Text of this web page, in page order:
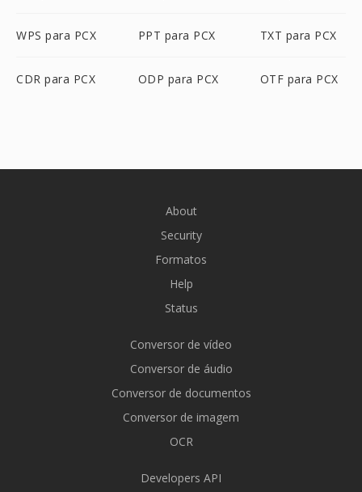
WPS para PCX PPT para PCX TXT para PCX
CDR para PCX ODP para PCX OTF para PCX
About
Security
Formatos
Help
Status
Conversor de vídeo
Conversor de áudio
Conversor de documentos
Conversor de imagem
OCR
Developers API